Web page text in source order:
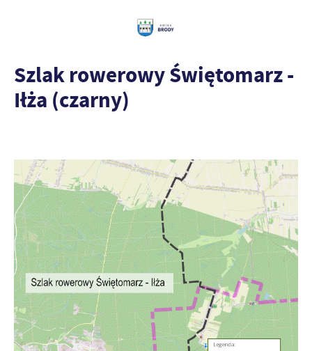
Szlak rowerowy Świętomarz -
Iłża (czarny)